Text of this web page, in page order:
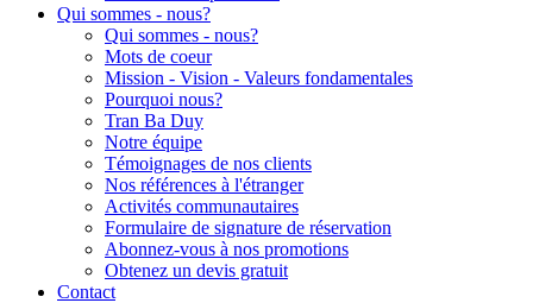
Qui sommes - nous?
Qui sommes - nous?
Mots de coeur
Mission - Vision - Valeurs fondamentales
Pourquoi nous?
Tran Ba Duy
Notre équipe
Témoignages de nos clients
Nos références à l'étranger
Activités communautaires
Formulaire de signature de réservation
Abonnez-vous à nos promotions
Obtenez un devis gratuit
Contact